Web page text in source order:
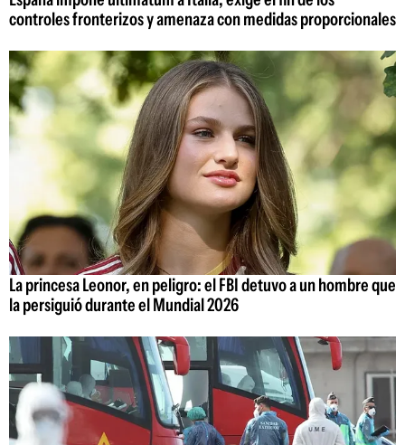
controles fronterizos y amenaza con medidas proporcionales
La princesa Leonor, en peligro: el FBI detuvo a un hombre que
la persiguió durante el Mundial 2026